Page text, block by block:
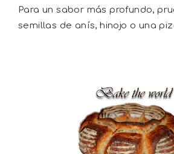
Para un sabor más profundo,
semillas de anís, hinojo o una